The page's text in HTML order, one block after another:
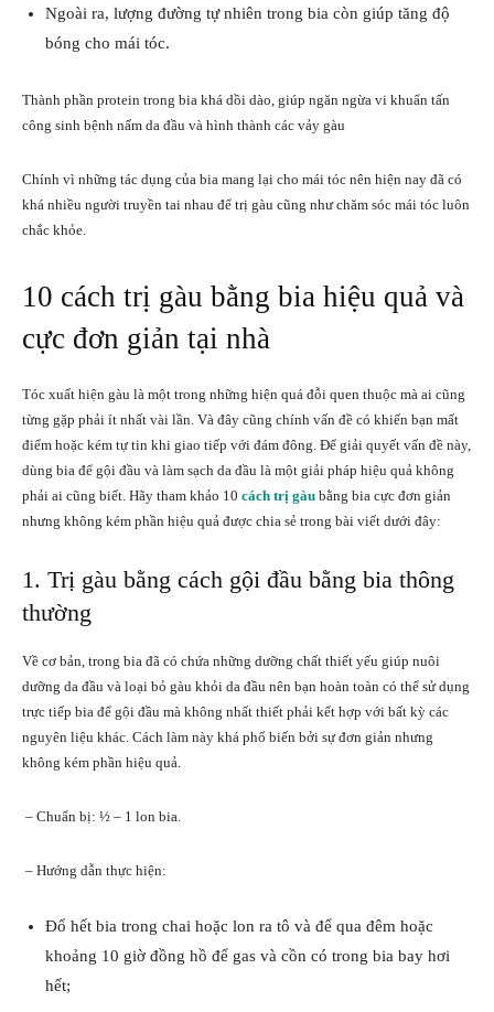
Ngoài ra, lượng đường tự nhiên trong bia còn giúp tăng độ
bóng cho mái tóc.
Thành phần protein trong bia khá dồi dào, giúp ngăn ngừa vi khuẩn tấn
công sinh bệnh nấm da đầu và hình thành các vảy gàu
Chính vì những tác dụng của bia mang lại cho mái tóc nên hiện nay đã có
khá nhiều người truyền tai nhau để trị gàu cũng như chăm sóc mái tóc luôn
chắc khỏe.
10 cách trị gàu bằng bia hiệu quả và
cực đơn giản tại nhà
Tóc xuất hiện gàu là một trong những hiện quá đỗi quen thuộc mà ai cũng
từng gặp phải ít nhất vài lần. Và đây cũng chính vấn đề có khiến bạn mất
điểm hoặc kém tự tin khi giao tiếp với đám đông. Để giải quyết vấn đề này,
dùng bia để gội đầu và làm sạch da đầu là một giải pháp hiệu quả không
phải ai cũng biết. Hãy tham khảo 10 cách trị gàu bằng bia cực đơn giản
nhưng không kém phần hiệu quả được chia sẻ trong bài viết dưới đây:
1. Trị gàu bằng cách gội đầu bằng bia thông
thường
Về cơ bản, trong bia đã có chứa những dưỡng chất thiết yếu giúp nuôi
dưỡng da đầu và loại bỏ gàu khỏi da đầu nên bạn hoàn toàn có thể sử dụng
trực tiếp bia để gội đầu mà không nhất thiết phải kết hợp với bất kỳ các
nguyên liệu khác. Cách làm này khá phổ biến bởi sự đơn giản nhưng
không kém phần hiệu quả.
– Chuẩn bị: ½ – 1 lon bia.
– Hướng dẫn thực hiện:
Đổ hết bia trong chai hoặc lon ra tô và để qua đêm hoặc
khoảng 10 giờ đồng hồ để gas và cồn có trong bia bay hơi
hết;